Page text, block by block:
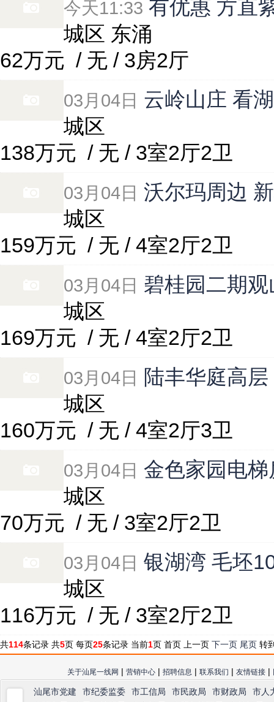
今天11:33 有优惠 方直
城区 东涌
62万元 / 无 / 3房2厅
03月04日 云岭山庄 看
城区
138万元 / 无 / 3室2厅2卫
03月04日 沃尔玛周边
城区
159万元 / 无 / 4室2厅2卫
03月04日 碧桂园二期
城区
169万元 / 无 / 4室2厅2卫
03月04日 陆丰华庭高
城区
160万元 / 无 / 4室2厅3卫
03月04日 金色家园电
城区
70万元 / 无 / 3室2厅2卫
03月04日 银湖湾 毛坯
城区
116万元 / 无 / 3室2厅2卫
共114条记录 共5页 每页25条记录 当前1页 首页 上一页 下一页 尾页 转
关于汕尾一线网 | 营销中心 | 招聘信息 | 联系我们 | 友情链接 |
汕尾市党建 市纪委监委 市工信局 市民政局 市财政局
市人